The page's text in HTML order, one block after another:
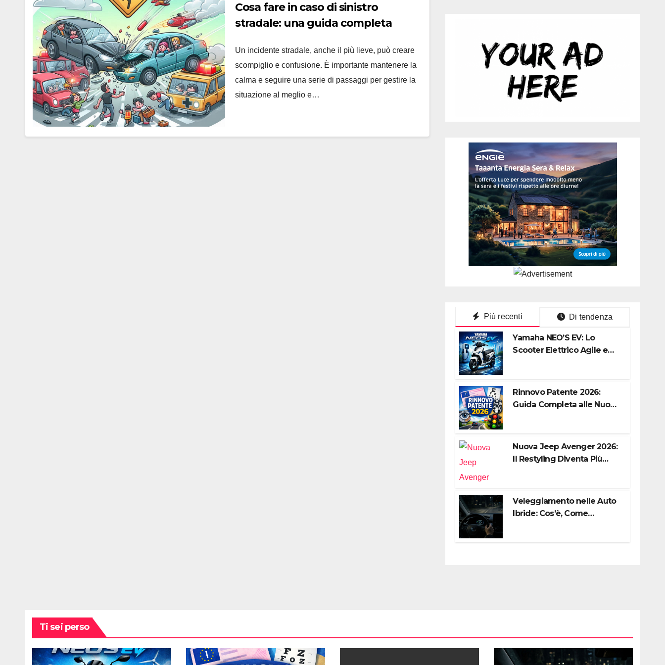
Cosa fare in caso di sinistro
stradale: una guida completa
Un incidente stradale, anche il più lieve, può creare
scompiglio e confusione. È importante mantenere la
calma e seguire una serie di passaggi per gestire la
situazione al meglio e…
Più recenti Di tendenza
Yamaha NEO’S EV: Lo
Scooter Elettrico Agile e
Rinnovo Patente 2026:
Guida Completa alle Nuove
Nuova Jeep Avenger 2026:
Il Restyling Diventa Più
Veleggiamento nelle Auto
Ibride: Cos’è, Come
Ti sei perso